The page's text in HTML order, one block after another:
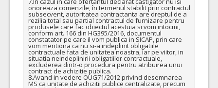
onoreaza comenzile, în termenul stabilit prin contractul
subsecvent, autoritatea contractanta are dreptul de a
rezilia total sau partial contractul de furnizare pentru
produsele care fac obiectul acestuia si vom intocmi,
conform art. 166 din HG395/2016, documentul
constatator pe care il vom publica in SICAP, prin care
vom mentiona ca nu si-a indeplinit obligatiile
contractuale fata de unitatea noastra, iar pe viitor, in
situatia neindeplinirii obligatiilor contractuale,
excluderea dintr-o procedura pentru atribuirea unui
contract de achizitie publica.
8.Avand in vedere OUG71/2012 privind desemnarea
MS ca unitate de achizitii publice centralizate, precum